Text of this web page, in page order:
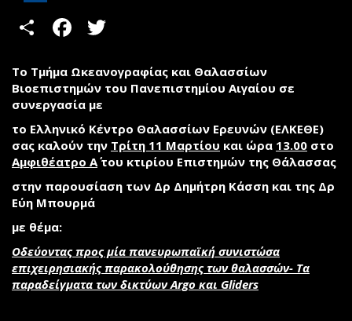
ShareFacebook
Το Τμήμα Ωκεανογραφίας και Θαλασσίων
Βιοεπιστημών του Πανεπιστημίου Αιγαίου σε
συνεργασία με
το Ελληνικό Κέντρο Θαλασσίων Ερευνών (ΕΛΚΕΘΕ)
σας καλούν την Τρίτη 11 Μαρτίου και ώρα 13.00 στο
Αμφιθέατρο Ατου κτιρίου Επιστημών της Θάλασσας
στην παρουσίαση των Δρ Δημήτρη Κάσση και της Δρ
Εύη Μπουρμά
με θέμα:
Οδεύοντας προς μία πανευρωπαϊκή συνιστώσα
επιχειρησιακής παρακολούθησης των θαλασσών- Τα
παραδείγματα των δικτύωνArgo και Gliders